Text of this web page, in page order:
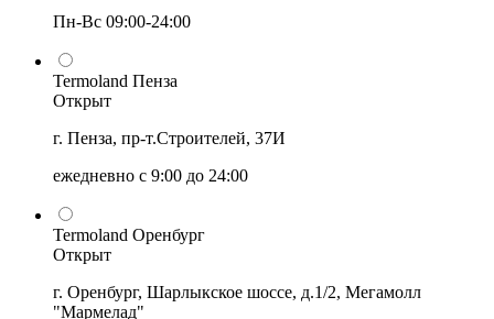
Пн-Вс 09:00-24:00
Termoland Пенза
Открыт
г. Пенза, пр-т.Строителей, 37И
ежедневно с 9:00 до 24:00
Termoland Оренбург
Открыт
г. Оренбург, Шарлыкское шоссе, д.1/2, Мегамолл
"Мармелад"